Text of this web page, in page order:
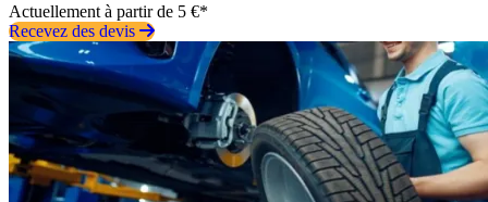
Actuellement à partir de 5 €*
Recevez des devis